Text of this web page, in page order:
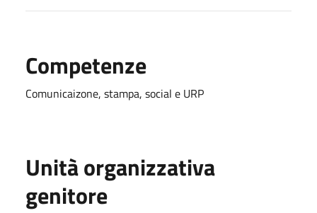
Competenze
Comunicaizone, stampa, social e URP
Unità organizzativa
genitore